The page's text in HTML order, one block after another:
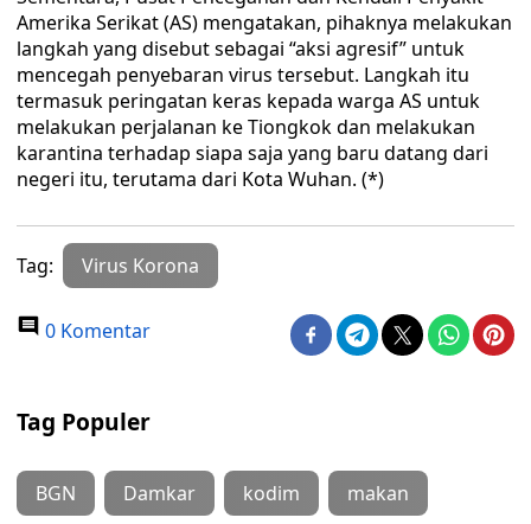
Amerika Serikat (AS) mengatakan, pihaknya melakukan
langkah yang disebut sebagai “aksi agresif” untuk
mencegah penyebaran virus tersebut. Langkah itu
termasuk peringatan keras kepada warga AS untuk
melakukan perjalanan ke Tiongkok dan melakukan
karantina terhadap siapa saja yang baru datang dari
negeri itu, terutama dari Kota Wuhan. (*)
Tag: Virus Korona
0 Komentar
Tag Populer
BGN Damkar kodim makan